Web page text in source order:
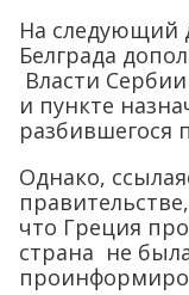
На следующий
Белграда
Власти
и пункте
разбившегося
Однако,
что Греция
страна не